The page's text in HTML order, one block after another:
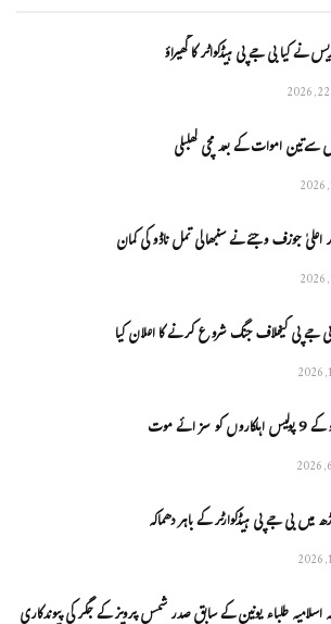
نے کیا بی جے پی ہیڈکواٹر کا گھیراؤ
سےتین اموات کے بعد مچی کھلبلی
اعلیٰ جوزف وجئے نے سنبھالی تمل ناڈو کی کمان
جے پی کیخلاف جنگ شروع کرنے کا اعلان کیا
سزائے موت
بی جے پی ہیڈکوارٹر کے باہر دھماکہ